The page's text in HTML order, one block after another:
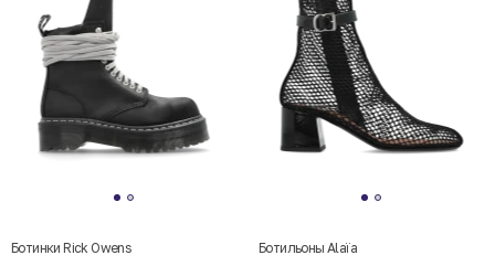
Ботинки Rick Owens Ботильоны Alaïa